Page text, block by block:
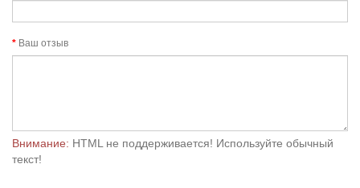
Ваш отзыв
Внимание: HTML не поддерживается! Используйте обычный
текст!